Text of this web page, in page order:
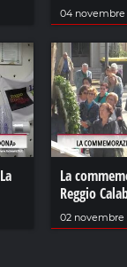
04 novembre
La
Reggio
02 novembre